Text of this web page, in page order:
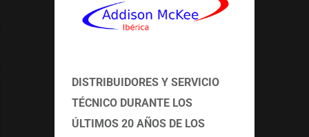
DISTRIBUIDORES Y SERVICIO
TÉCNICO DURANTE LOS
ÚLTIMOS 20 AÑOS DE LOS